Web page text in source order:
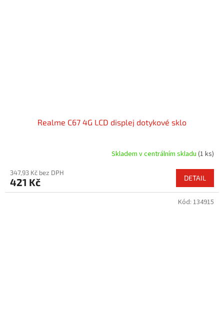
Realme C67 4G LCD displej dotykové sklo
Skladem v centrálním skladu (1 ks)
347,93 Kč bez DPH
421 Kč DETAIL
Kód: 134915